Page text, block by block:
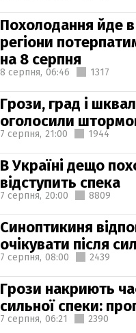
Похолодання йде в
регіони
на 8 серпня
8 серпня, 06:46 1317
Грози, град і
оголосили
7 серпня, 21:00 1944
В Україні дещо
відступить спека
7 серпня, 20:00 8809
Синоптикиня
очікувати після
7 серпня, 08:00 2439
Грози накриють
сильної спеки:
7 серпня, 06:21 2390